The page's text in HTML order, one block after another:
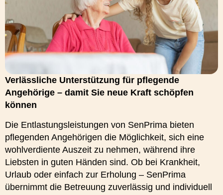
Verlässliche Unterstützung für pflegende
Angehörige – damit Sie neue Kraft schöpfen
können
Die Entlastungsleistungen von SenPrima bieten
pflegenden Angehörigen die Möglichkeit, sich eine
wohlverdiente Auszeit zu nehmen, während ihre
Liebsten in guten Händen sind. Ob bei Krankheit,
Urlaub oder einfach zur Erholung – SenPrima
übernimmt die Betreuung zuverlässig und individuell